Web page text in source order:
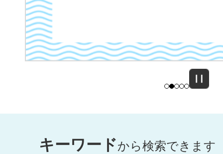
イ
ド
キーワードから検索できます